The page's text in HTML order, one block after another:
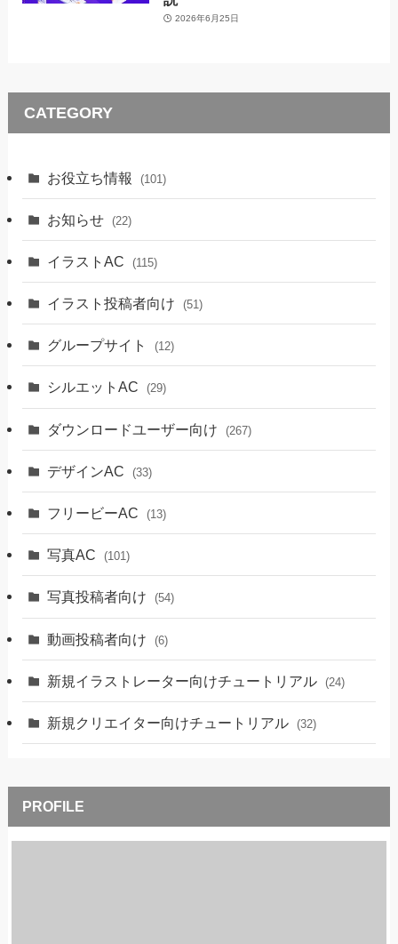
2026年6月25日
CATEGORY
お役立ち情報 (101)
お知らせ (22)
イラストAC (115)
イラスト投稿者向け (51)
グループサイト (12)
シルエットAC (29)
ダウンロードユーザー向け (267)
デザインAC (33)
フリービーAC (13)
写真AC (101)
写真投稿者向け (54)
動画投稿者向け (6)
新規イラストレーター向けチュートリアル (24)
新規クリエイター向けチュートリアル (32)